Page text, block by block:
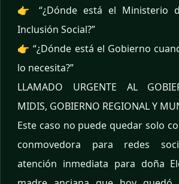
👉 “¿Dónde está el Ministerio
Inclusión Social?”
👉 “¿Dónde está el Gobierno
lo necesita?”
LLAMADO URGENTE AL
MIDIS, GOBIERNO REGIONAL Y
Este caso no puede quedar solo
conmovedora para redes
atención inmediata para doña